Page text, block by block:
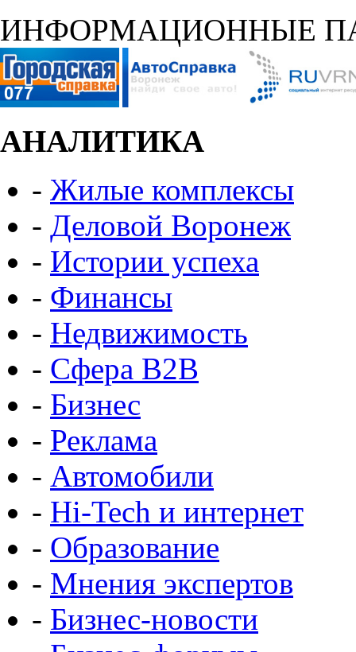
ИНФОРМАЦИОННЫЕ
АНАЛИТИКА
- Жилые комплексы
- Деловой Воронеж
- Истории успеха
- Финансы
- Недвижимость
- Сфера B2B
- Бизнес
- Реклама
- Автомобили
- Hi-Tech и интернет
- Образование
- Мнения экспертов
- Бизнес-новости